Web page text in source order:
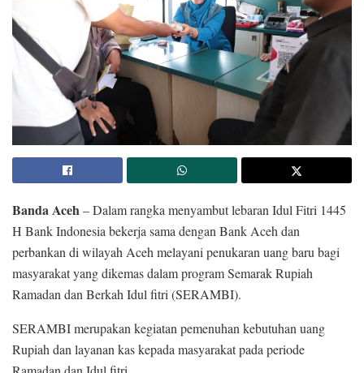
Banda Aceh– Dalam rangka menyambut lebaran Idul Fitri 1445
H Bank Indonesia bekerja sama dengan Bank Aceh dan
perbankan di wilayah Aceh melayani penukaran uang baru bagi
masyarakat yang dikemas dalam program Semarak Rupiah
Ramadan dan Berkah Idul fitri (SERAMBI).
SERAMBI merupakan kegiatan pemenuhan kebutuhan uang
Rupiah dan layanan kas kepada masyarakat pada periode